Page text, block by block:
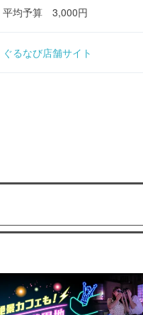
平均予算 3,000円
ぐるなび店舗サイト